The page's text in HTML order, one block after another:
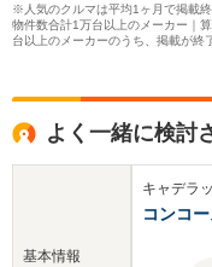
※人気のクルマは平均1ヶ月で掲載
物件数合計1万台以上のメーカー｜
台以上のメーカーのうち、掲載が
よく一緒に検討
基本情報
キャデラ
コンコ